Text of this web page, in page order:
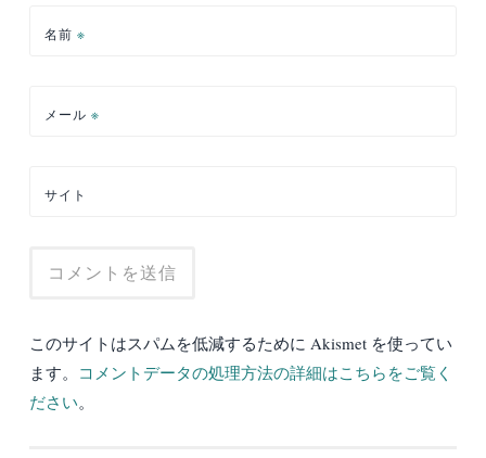
名前 ※
メール ※
サイト
このサイトはスパムを低減するために Akismet を使ってい
ます。 コメントデータの処理方法の詳細はこちらをご覧く
ださい。